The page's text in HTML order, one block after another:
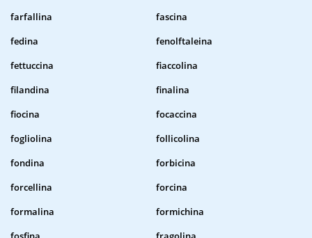
farfallina
fascina
fedina
fenolftaleina
fettuccina
fiaccolina
filandina
finalina
fiocina
focaccina
fogliolina
follicolina
fondina
forbicina
forcellina
forcina
formalina
formichina